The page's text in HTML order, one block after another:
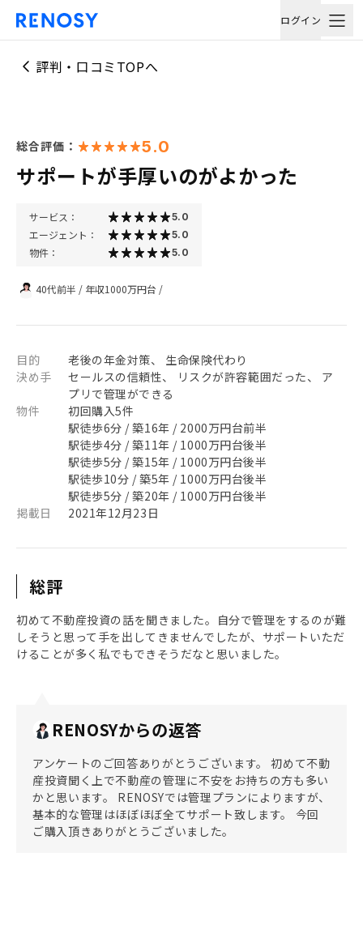
ログイン
評判・口コミTOPへ
総合評価： 5.0
サポートが手厚いのがよかった
サービス： 5.0
エージェント： 5.0
物件： 5.0
40代前半 / 年収1000万円台 /
目的
老後の年金対策、 生命保険代わり
決め手
セールスの信頼性、 リスクが許容範囲だった、 ア
プリで管理ができる
物件
初回購入5件
駅徒歩6分 / 築16年 / 2000万円台前半
駅徒歩4分 / 築11年 / 1000万円台後半
駅徒歩5分 / 築15年 / 1000万円台後半
駅徒歩10分 / 築5年 / 1000万円台後半
駅徒歩5分 / 築20年 / 1000万円台後半
掲載日
2021年12月23日
総評
初めて不動産投資の話を聞きました。自分で管理をするのが難
しそうと思って手を出してきませんでしたが、サポートいただ
けることが多く私でもできそうだなと思いました。
RENOSYからの返答
アンケートのご回答ありがとうございます。 初めて不動
産投資聞く上で不動産の管理に不安をお持ちの方も多い
かと思います。 RENOSYでは管理プランによりますが、
基本的な管理はほぼほぼ全てサポート致します。 今回
ご購入頂きありがとうございました。